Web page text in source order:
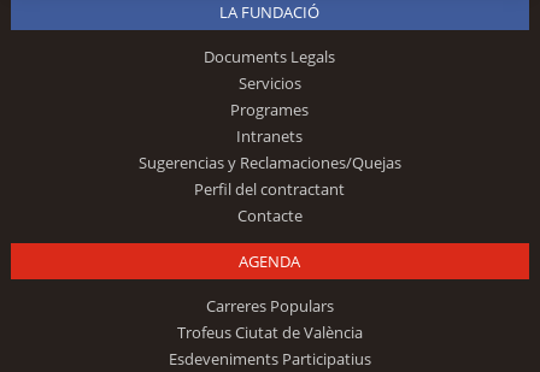
LA FUNDACIÓ
Documents Legals
Servicios
Programes
Intranets
Sugerencias y Reclamaciones/Quejas
Perfil del contractant
Contacte
AGENDA
Carreres Populars
Trofeus Ciutat de València
Esdeveniments Participatius